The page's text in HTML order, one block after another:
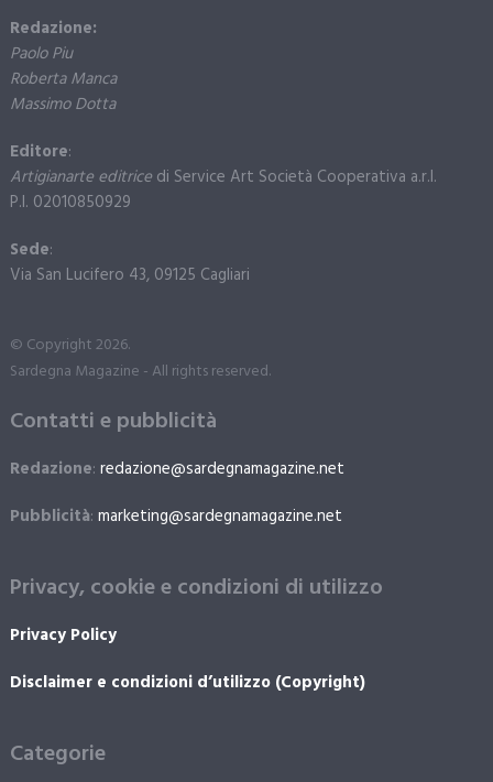
Redazione:
Paolo Piu
Roberta Manca
Massimo Dotta
Editore:
Artigianarte editricedi Service Art Società Cooperativa a.r.l.
P.I. 02010850929
Sede:
Via San Lucifero 43, 09125 Cagliari
© Copyright 2026.
Sardegna Magazine - All rights reserved.
Contatti e pubblicità
Redazione: redazione@sardegnamagazine.net
Pubblicità: marketing@sardegnamagazine.net
Privacy, cookie e condizioni di utilizzo
Privacy Policy
Disclaimer e condizioni d’utilizzo (Copyright)
Categorie